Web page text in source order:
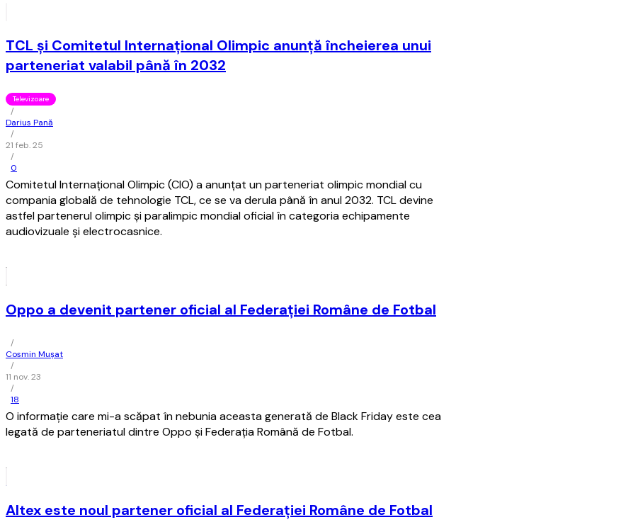
TCL și Comitetul Internațional Olimpic anunță încheierea unui
parteneriat valabil până în 2032
Televizoare
/
Darius Pană
/
21 feb. 25
/
0
Comitetul Internațional Olimpic (CIO) a anunțat un parteneriat olimpic mondial cu
compania globală de tehnologie TCL, ce se va derula până în anul 2032. TCL devine
astfel partenerul olimpic și paralimpic mondial oficial în categoria echipamente
audiovizuale și electrocasnice.
Oppo a devenit partener oficial al Federaţiei Române de Fotbal
/
Cosmin Mușat
/
11 nov. 23
/
18
O informaţie care mi-a scăpat în nebunia aceasta generată de Black Friday este cea
legată de parteneriatul dintre Oppo şi Federaţia Română de Fotbal.
Altex este noul partener oficial al Federaţiei Române de Fotbal